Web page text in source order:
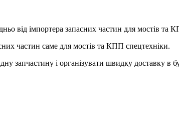
від імпортера запасних частин для мостів та
частин саме для мостів та КПП спецтехніки.
запчастину і організувати швидку доставку в